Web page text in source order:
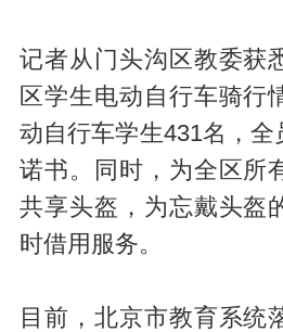
记者从门头沟区教委获
区学生电动自行车骑行
动自行车学生431名，
诺书。同时，为全区所
共享头盔，为忘戴头盔
时借用服务。
目前，北京市教育系统